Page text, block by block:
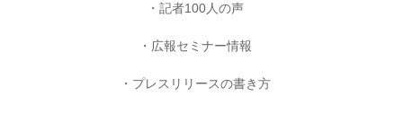
記者100人の声
広報セミナー情報
プレスリリースの書き方